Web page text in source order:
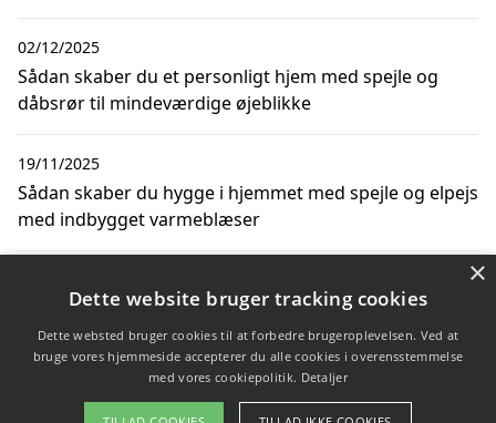
Sådan skaber du et personligt hjem med spejle og
dåbsrør til mindeværdige øjeblikke
02/12/2025
Sådan skaber du hygge i hjemmet med spejle og elpejs
med indbygget varmeblæser
19/11/2025
Pas ekstra godt på dine spejle når du skal flytte
Copyright 2026 - Pilanto Aps
×
Dette website bruger tracking cookies
Dette websted bruger cookies til at forbedre brugeroplevelsen. Ved at
bruge vores hjemmeside accepterer du alle cookies i overensstemmelse
med vores cookiepolitik. Detaljer